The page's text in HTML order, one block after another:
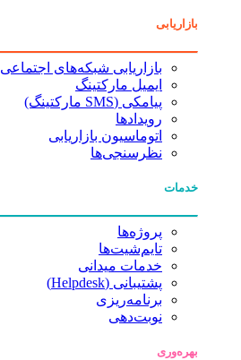
بازاریابی
بازاریابی شبکه‌های اجتماعی
ایمیل مارکتینگ
پیامکی (SMS مارکتینگ)
رویدادها
اتوماسیون بازاریابی
نظرسنجی‌ها
خدمات
پروژه‌ها
تایم‌شیت‌ها
خدمات میدانی
پشتیبانی (Helpdesk)
برنامه‌ریزی
نوبت‌دهی
بهره‌وری